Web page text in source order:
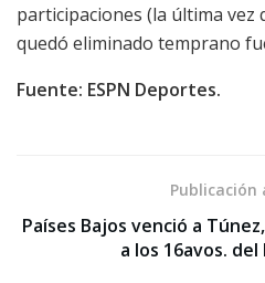
participaciones (la última vez
quedó eliminado temprano
Fuente: ESPN Deportes.
Países Bajos venció a
a los 16avos.